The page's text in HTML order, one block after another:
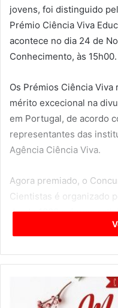
jovens, foi distinguido
Prémio Ciência Viva
acontece no dia 24 de
Conhecimento, às 15h00.
Os Prémios Ciência
mérito excecional na
em Portugal, de acordo
representantes das
Agência Ciência Viva.
Agora premiado, o
Cientistas é organizado
desde 1992 e é uma
captação de talento nas
e Económicas,
melhores propostas de
todo o país. Aberto a